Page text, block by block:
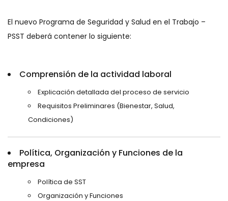
El nuevo Programa de Seguridad y Salud en el Trabajo –
PSST deberá contener lo siguiente:
Comprensión de la actividad laboral
Explicación detallada del proceso de servicio
Requisitos Preliminares (Bienestar, Salud,
Condiciones)
Política, Organización y Funciones de la
empresa
Política de SST
Organización y Funciones